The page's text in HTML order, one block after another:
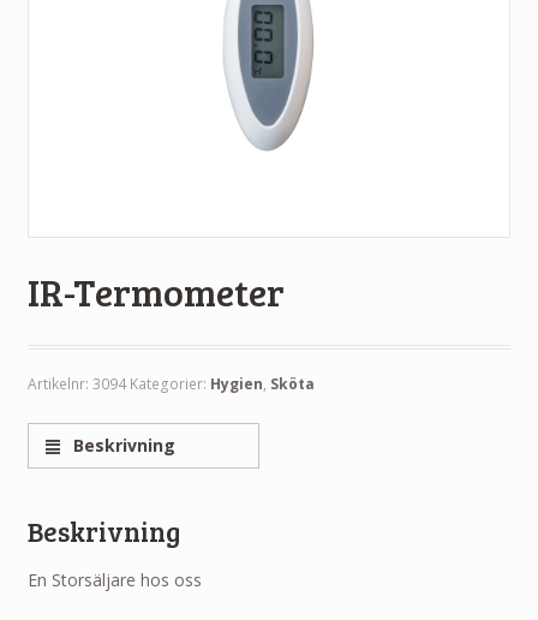
IR-Termometer
Artikelnr: 3094 Kategorier: Hygien, Sköta
Beskrivning
Beskrivning
En Storsäljare hos oss